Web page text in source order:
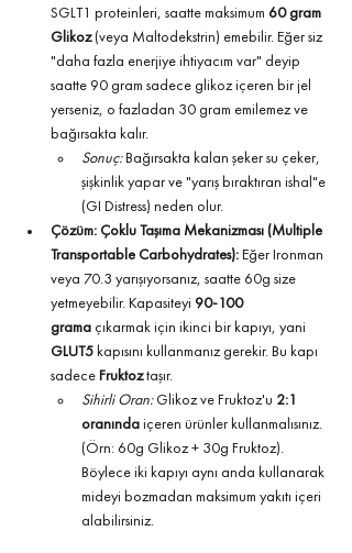
SGLT1 proteinleri, saatte maksimum 60 gram
Glikoz (veya Maltodekstrin) emebilir. Eğer siz
"daha fazla enerjiye ihtiyacım var" deyip
saatte 90 gram sadece glikoz içeren bir jel
yerseniz, o fazladan 30 gram emilemez ve
bağırsakta kalır.
Sonuç: Bağırsakta kalan şeker su çeker,
şişkinlik yapar ve "yarış bıraktıran ishal"e
(GI Distress) neden olur.
Çözüm: Çoklu Taşıma Mekanizması (Multiple
Transportable Carbohydrates): Eğer Ironman
veya 70.3 yarışıyorsanız, saatte 60g size
yetmeyebilir. Kapasiteyi 90-100
grama çıkarmak için ikinci bir kapıyı, yani
GLUT5 kapısını kullanmanız gerekir. Bu kapı
sadece Fruktoz taşır.
Sihirli Oran: Glikoz ve Fruktoz'u 2:1
oranında içeren ürünler kullanmalısınız.
(Örn: 60g Glikoz + 30g Fruktoz).
Böylece iki kapıyı aynı anda kullanarak
mideyi bozmadan maksimum yakıtı içeri
alabilirsiniz.